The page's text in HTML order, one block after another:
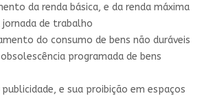
da renda básica, e da renda máxima
jornada de trabalho
do consumo de bens não duráveis
programada de bens
publicidade, e sua proibição em espaços